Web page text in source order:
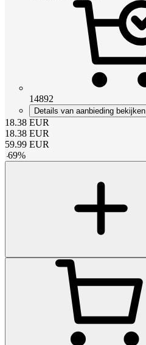
14892
Details van aanbieding bekijken
18.38 EUR
18.38 EUR
59.99 EUR
-69%